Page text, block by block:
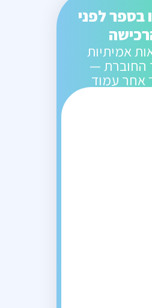
בספר לפני
אמיתיות
החוברת —
אחר עמוד